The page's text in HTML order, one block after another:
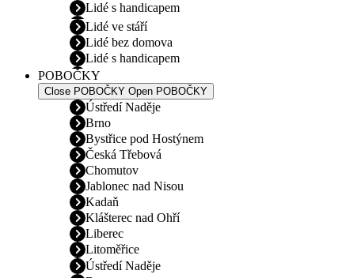
Lidé s handicapem
Lidé ve stáří
Lidé bez domova
Lidé s handicapem
POBOČKY
Close POBOČKY Open POBOČKY
Ústředí Naděje
Brno
Bystřice pod Hostýnem
Česká Třebová
Chomutov
Jablonec nad Nisou
Kadaň
Klášterec nad Ohří
Liberec
Litoměřice
Ústředí Naděje